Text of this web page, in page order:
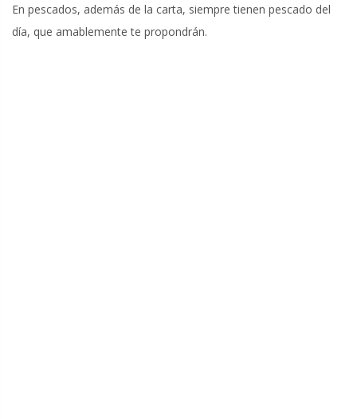
En pescados, además de la carta, siempre tienen pescado del
día, que amablemente te propondrán.